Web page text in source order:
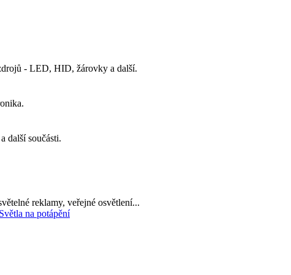
- LED, HID, žárovky a další.
další součásti.
reklamy, veřejné osvětlení...
Světla na potápění